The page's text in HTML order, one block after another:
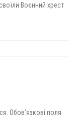
Воєнний хрест
Обов’язкові поля